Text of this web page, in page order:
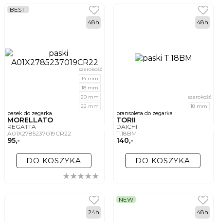
pasek do zegarka
MORELLATO
REGATTA
A01X2785237019CR22
95,-
BEST
szerokość
14 mm
18 mm
20 mm
22 mm
48h
DO KOSZYKA
bransoleta do zegarka
TORII
DAICHI
T.18BM
140,-
szerokość
18 mm
48h
DO KOSZYKA
24h
NEW
48h